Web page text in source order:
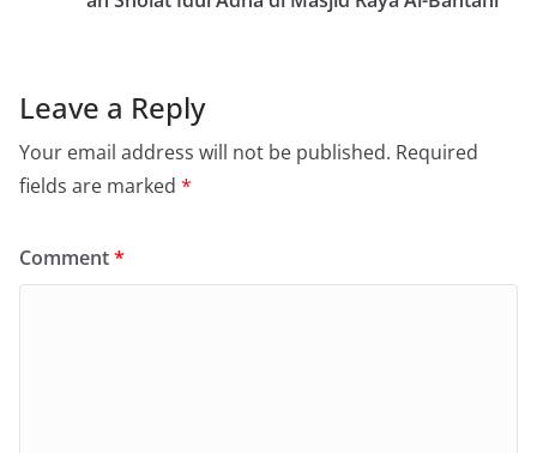
Leave a Reply
Your email address will not be published. Required
fields are marked *
Comment*